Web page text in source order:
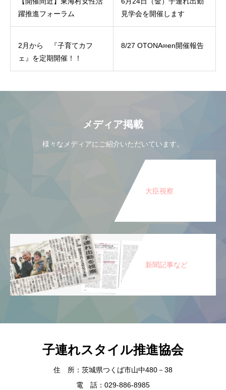
躍推進フォーラム
見学会を開催します
2月から 『子育てカフ
ェ』を定期開催！！
8/27 OTONA∞en開催報告
メディア掲載
様々なメディアにご紹介いただいています。
大臣視察
新聞記事など
子連れスタイル推進協会
住 所：茨城県つくば市山中480－38
電 話：029-886-8985